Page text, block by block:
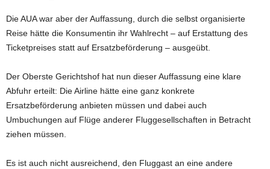
Die AUA war aber der Auffassung, durch die selbst organisierte
Reise hätte die Konsumentin ihr Wahlrecht – auf Erstattung des
Ticketpreises statt auf Ersatzbeförderung – ausgeübt.
Der Oberste Gerichtshof hat nun dieser Auffassung eine klare
Abfuhr erteilt: Die Airline hätte eine ganz konkrete
Ersatzbeförderung anbieten müssen und dabei auch
Umbuchungen auf Flüge anderer Fluggesellschaften in Betracht
ziehen müssen.
Es ist auch nicht ausreichend, den Fluggast an eine andere